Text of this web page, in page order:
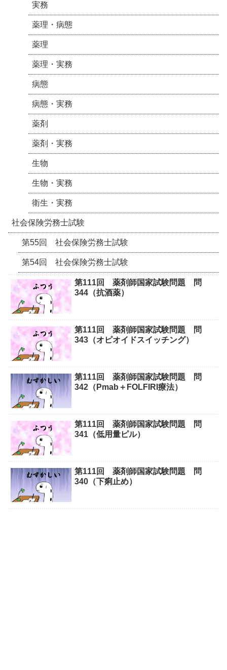
実務
薬理・病態
薬理
薬理・実務
病態
病態・実務
薬剤
薬剤・実務
生物
生物・実務
衛生・実務
社会保険労務士試験
第55回 社会保険労務士試験
第54回 社会保険労務士試験
第111回 薬剤師国家試験問題 問
344（抗酒薬）
第111回 薬剤師国家試験問題 問
343（オピオイドスイッチング）
第111回 薬剤師国家試験問題 問
342（Pmab＋FOLFIRI療法）
第111回 薬剤師国家試験問題 問
341（低用量ピル）
第111回 薬剤師国家試験問題 問
340（下痢止め）